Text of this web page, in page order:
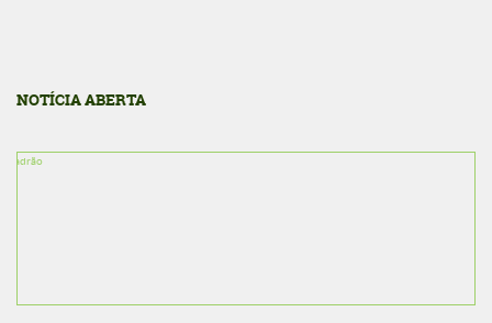
NOTÍCIA ABERTA